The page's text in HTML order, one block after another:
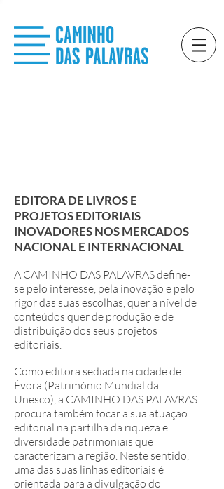
EDITORA DE LIVROS E
PROJETOS EDITORIAIS
INOVADORES NOS MERCADOS
NACIONAL E INTERNACIONAL
A CAMINHO DAS PALAVRAS define-
se pelo interesse, pela inovação e pelo
rigor das suas escolhas, quer a nível de
conteúdos quer de produção e de
distribuição dos seus projetos
editoriais.
Como editora sediada na cidade de
Évora (Património Mundial da
Unesco), a CAMINHO DAS PALAVRAS
procura também focar a sua atuação
editorial na partilha da riqueza e
diversidade patrimoniais que
caracterizam a região. Neste sentido,
uma das suas linhas editoriais é
orientada para a divulgação do